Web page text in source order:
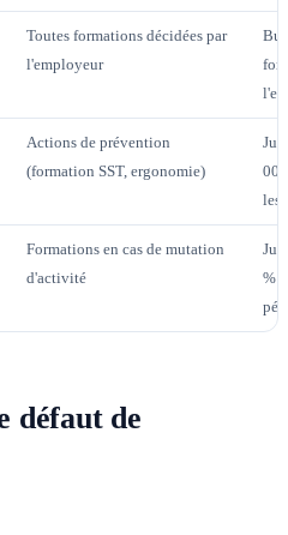
Toutes formations décidées par
l'employeur
Actions de prévention
(formation SST, ergonomie)
les
Formations en cas de mutation
d'activité
%
défaut de